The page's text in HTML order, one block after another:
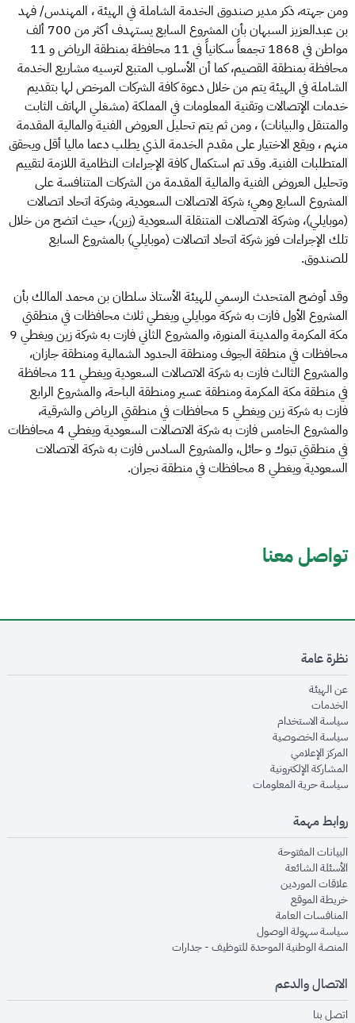
ومن جهته، ذكر مدير صندوق الخدمة الشاملة في الهيئة ، المهندس/ فهد
بن عبدالعزيز السبهان بأن المشروع السابع يستهدف أكثر من 700 ألف
مواطن في 1868 تجمعاً سكانياً في 11 محافظة بمنطقة الرياض و 11
محافظة بمنطقة القصيم، كما أن الأسلوب المتبع لترسيه مشاريع الخدمة
الشاملة في الهيئة يتم من خلال دعوة كافة الشركات المرخص لها بتقديم
خدمات الإتصالات وتقنية المعلومات في المملكة (مشغلي الهاتف الثابت
والمتنقل والبيانات) ، ومن ثم يتم تحليل العروض الفنية والمالية المقدمة
منهم ، ويقع الاختيار على مقدم الخدمة الذي يطلب دعما ماليا أقل ويحقق
المتطلبات الفنية. وقد تم استكمال كافة الإجراءات النظامية اللازمة لتقييم
وتحليل العروض الفنية والمالية المقدمة من الشركات المتنافسة على
المشروع السابع وهي؛ شركة الاتصالات السعودية، وشركة اتحاد اتصالات
(موبايلي)، وشركة الاتصالات المتنقلة السعودية (زين)، حيث اتضح من خلال
تلك الإجراءات فوز شركة اتحاد اتصالات (موبايلي) بالمشروع السابع
للصندوق.
وقد أوضح المتحدث الرسمي للهيئة الأستاذ سلطان بن محمد المالك بأن
المشروع الأول فازت به شركة موبايلي ويغطي ثلاث محافظات في منطقتي
مكة المكرمة والمدينة المنورة، والمشروع الثاني فازت به شركة زين ويغطي 9
محافظات في منطقة الجوف ومنطقة الحدود الشمالية ومنطقة جازان،
والمشروع الثالث فازت به شركة الاتصالات السعودية ويغطي 11 محافظة
في منطقة مكة المكرمة ومنطقة عسير ومنطقة الباحة، والمشروع الرابع
فازت به شركة زين ويغطي 5 محافظات في منطقتي الرياض والشرقية،
والمشروع الخامس فازت به شركة الاتصالات السعودية ويغطي 4 محافظات
في منطقتي تبوك و حائل، والمشروع السادس فازت به شركة الاتصالات
السعودية ويغطي 8 محافظات في منطقة نجران.
تواصل معنا
نظرة عامة
عن الهيئةopens in new window
الخدماتopens in new window
سياسة الاستخدام
سياسة الخصوصيةopens in new window
المركز الإعلاميopens in new window
المشاركة الإلكترونيةopens in new window
سياسة حرية المعلوماتopens in new window
روابط مهمة
البيانات المفتوحةopens in new window
الأسئلة الشائعةopens in new window
علاقات الموردينopens in new window
خريطة الموقعopens in new window
المنافسات العامةopens in new window
سياسة سهولة الوصولopens in new window
المنصة الوطنية الموحدة للتوظيف - جداراتopens in new window
الاتصال والدعم
اتصل بنا